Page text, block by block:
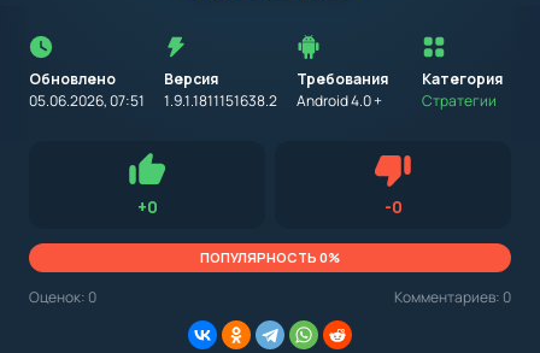
Обновлено
05.06.2026, 07:51
Версия
1.9.1.1811151638.2
Требования
Android 4.0 +
установкой
приложения
на
устройство
с
указываем
минимальные
необходимые
Категория
Стратегии
обращать внимание на установленную версию Android
OS. Мы указываем минимально необходимую версию для
+0Нравится -0Не нравится
ПОПУЛЯРНОСТЬ 0%
Оценок: 0 Комментариев: 0